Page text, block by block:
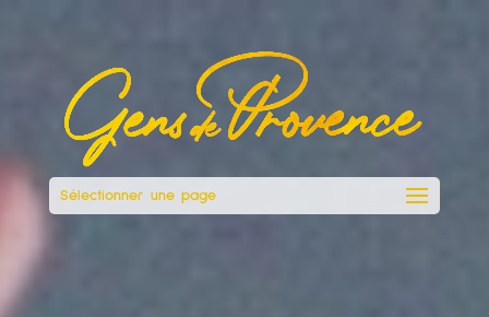
Sélectionner une page